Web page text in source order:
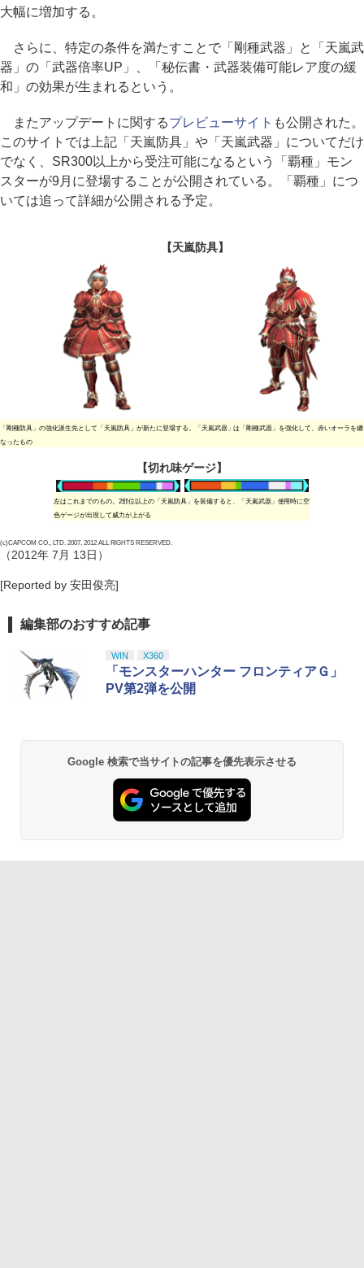
大幅に増加する。
さらに、特定の条件を満たすことで「剛種武器」と「天嵐武
器」の「武器倍率UP」、「秘伝書・武器装備可能レア度の緩
和」の効果が生まれるという。
またアップデートに関するプレビューサイト も公開された。
このサイトでは上記「天嵐防具」や「天嵐武器」についてだけ
でなく、SR300以上から受注可能になるという「覇種」モン
スターが9月に登場することが公開されている。「覇種」につ
いては追って詳細が公開される予定。
【天嵐防具】
「剛種防具」の強化派生先として「天嵐防具」が新たに登場する。「天嵐武器」は「剛種武器」を強化して、赤いオーラを
なったもの
【切れ味ゲージ】
左はこれまでのもの。2部位以上の「天嵐防具」を装備すると、「天嵐武器」使用時に空
色ゲージが出現して威力が上がる
(c)CAPCOM CO., LTD. 2007, 2012 ALL RIGHTS RESERVED.
（2012年 7月 13日）
[Reported by 安田俊亮]
編集部のおすすめ記事
WIN X360
「モンスターハンター フロンティアＧ」
PV第2弾を公開
Google 検索で当サイトの記事を優先表示させる